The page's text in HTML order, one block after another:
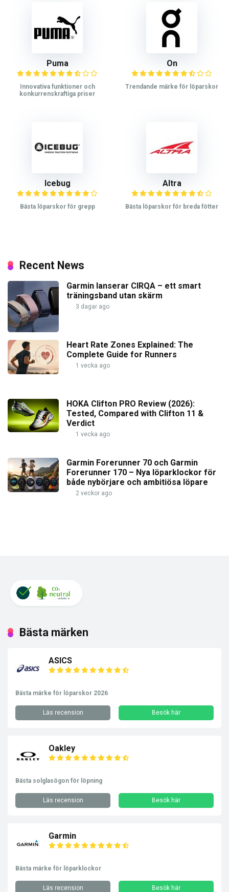
Puma
Innovativa funktioner och
konkurrenskraftiga priser
On
Trendande märke för löparskor
Icebug
Bästa löparskor för grepp
Altra
Bästa löparskor för breda fötter
Recent News
Garmin lanserar CIRQA – ett smart
träningsband utan skärm
3 dagar ago
Heart Rate Zones Explained: The
Complete Guide for Runners
1 vecka ago
HOKA Clifton PRO Review (2026):
Tested, Compared with Clifton 11 &
Verdict
1 vecka ago
Garmin Forerunner 70 och Garmin
Forerunner 170 – Nya löparklockor för
både nybörjare och ambitiösa löpare
2 veckor ago
Bästa märken
ASICS
Bästa märke för löparskor 2026
Läs recension Besök här
Oakley
Bästa solglasögon för löpning
Läs recension Besök här
Garmin
Bästa märke för löparklockor
Läs recension Besök här